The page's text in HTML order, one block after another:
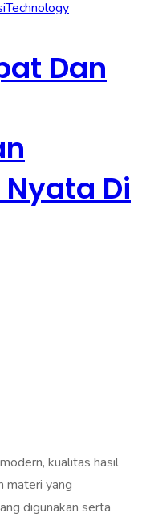
Technology
Dan
Di
kualitas hasil
materi yang
digunakan serta